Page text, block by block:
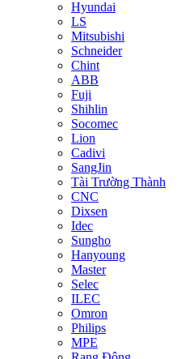
Hyundai
LS
Mitsubishi
Schneider
Chint
ABB
Fuji
Shihlin
Socomec
Lion
Cadivi
SangJin
Tài Trường Thành
CNC
Dixsen
Idec
Sungho
Hanyoung
Master
Selec
ILEC
Omron
Philips
MPE